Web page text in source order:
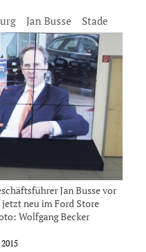
Jan Busse Stade
Jan Busse vor
neu im Ford Store
Wolfgang Becker